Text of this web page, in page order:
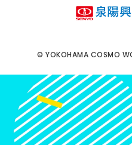
© YOKOHAMA COSMO